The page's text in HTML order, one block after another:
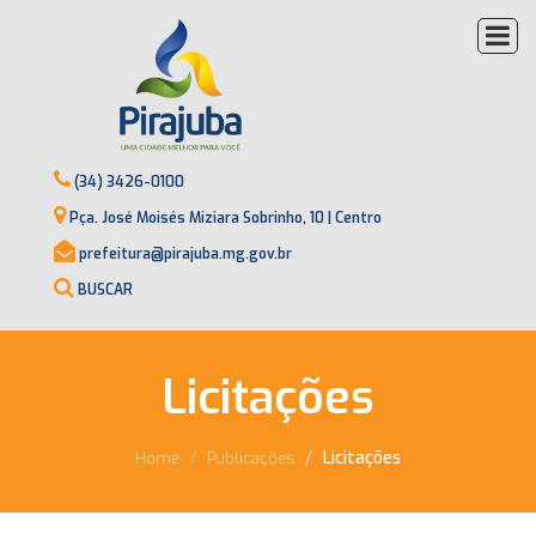
(34) 3426-0100
Pça. José Moisés Miziara Sobrinho, 10 | Centro
prefeitura@pirajuba.mg.gov.br
BUSCAR
Licitações
Home Publicações Licitações